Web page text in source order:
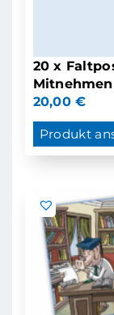
20 x
20,00 €
Produkt